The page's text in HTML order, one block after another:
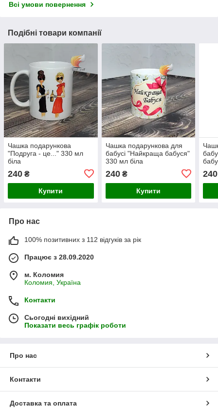
Всі умови повернення
Подібні товари компанії
Чашка подарункова
"Подруга - це..." 330 мл
біла
240 ₴
Купити
Чашка подарункова для
бабусі "Найкраща бабуся"
330 мл біла
240₴
Купити
240
Про нас
100% позитивних з 112 відгуків за рік
Працює з 28.09.2020
м. Коломия
Коломия, Україна
Контакти
Сьогодні вихідний
Показати весь графік роботи
Про нас
Контакти
Доставка та оплата